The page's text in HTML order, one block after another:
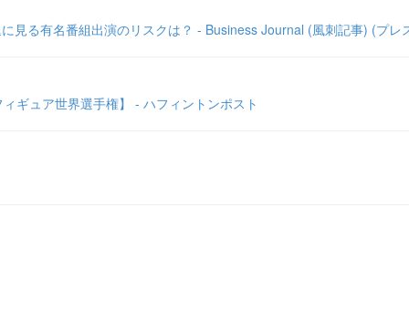
見る有名番組出演のリスクは？ - Business Journal (風刺記事) (プレ
ギュア世界選手権】 - ハフィントンポスト